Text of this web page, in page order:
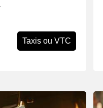
Taxis ou VTC